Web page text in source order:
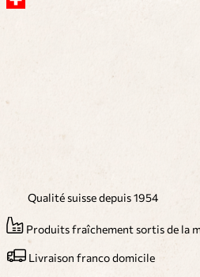
Qualité suisse depuis 1954
Produits fraîchement sortis de la
Livraison franco domicile